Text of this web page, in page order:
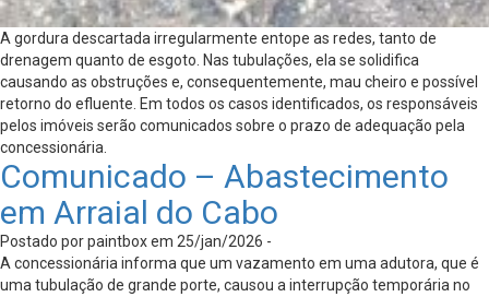
A gordura descartada irregularmente entope as redes, tanto de
drenagem quanto de esgoto. Nas tubulações, ela se solidifica
causando as obstruções e, consequentemente, mau cheiro e possível
retorno do efluente. Em todos os casos identificados, os responsáveis
pelos imóveis serão comunicados sobre o prazo de adequação pela
concessionária.
Comunicado – Abastecimento
em Arraial do Cabo
Postado por paintbox em 25/jan/2026 -
A concessionária informa que um vazamento em uma adutora, que é
uma tubulação de grande porte, causou a interrupção temporária no